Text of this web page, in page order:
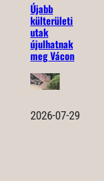
Újabb
külterületi
utak
újulhatnak
meg Vácon
2026-07-29